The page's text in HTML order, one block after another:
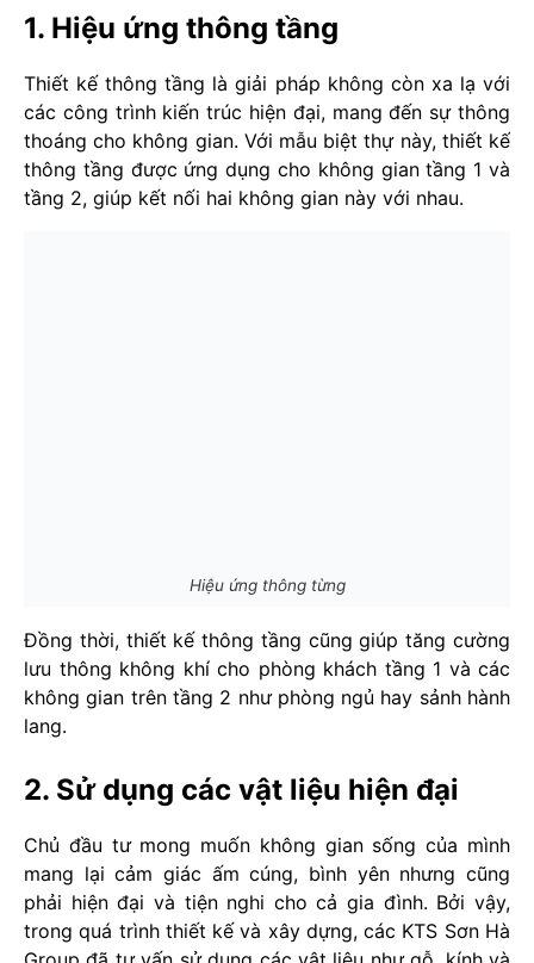
1. Hiệu ứng thông tầng
Thiết kế thông tầng là giải pháp không còn xa lạ với
các công trình kiến trúc hiện đại, mang đến sự thông
thoáng cho không gian. Với mẫu biệt thự này, thiết kế
thông tầng được ứng dụng cho không gian tầng 1 và
tầng 2, giúp kết nối hai không gian này với nhau.
Hiệu ứng thông từng
Đồng thời, thiết kế thông tầng cũng giúp tăng cường
lưu thông không khí cho phòng khách tầng 1 và các
không gian trên tầng 2 như phòng ngủ hay sảnh hành
lang.
2. Sử dụng các vật liệu hiện đại
Chủ đầu tư mong muốn không gian sống của mình
mang lại cảm giác ấm cúng, bình yên nhưng cũng
phải hiện đại và tiện nghi cho cả gia đình. Bởi vậy,
trong quá trình thiết kế và xây dựng, các KTS Sơn Hà